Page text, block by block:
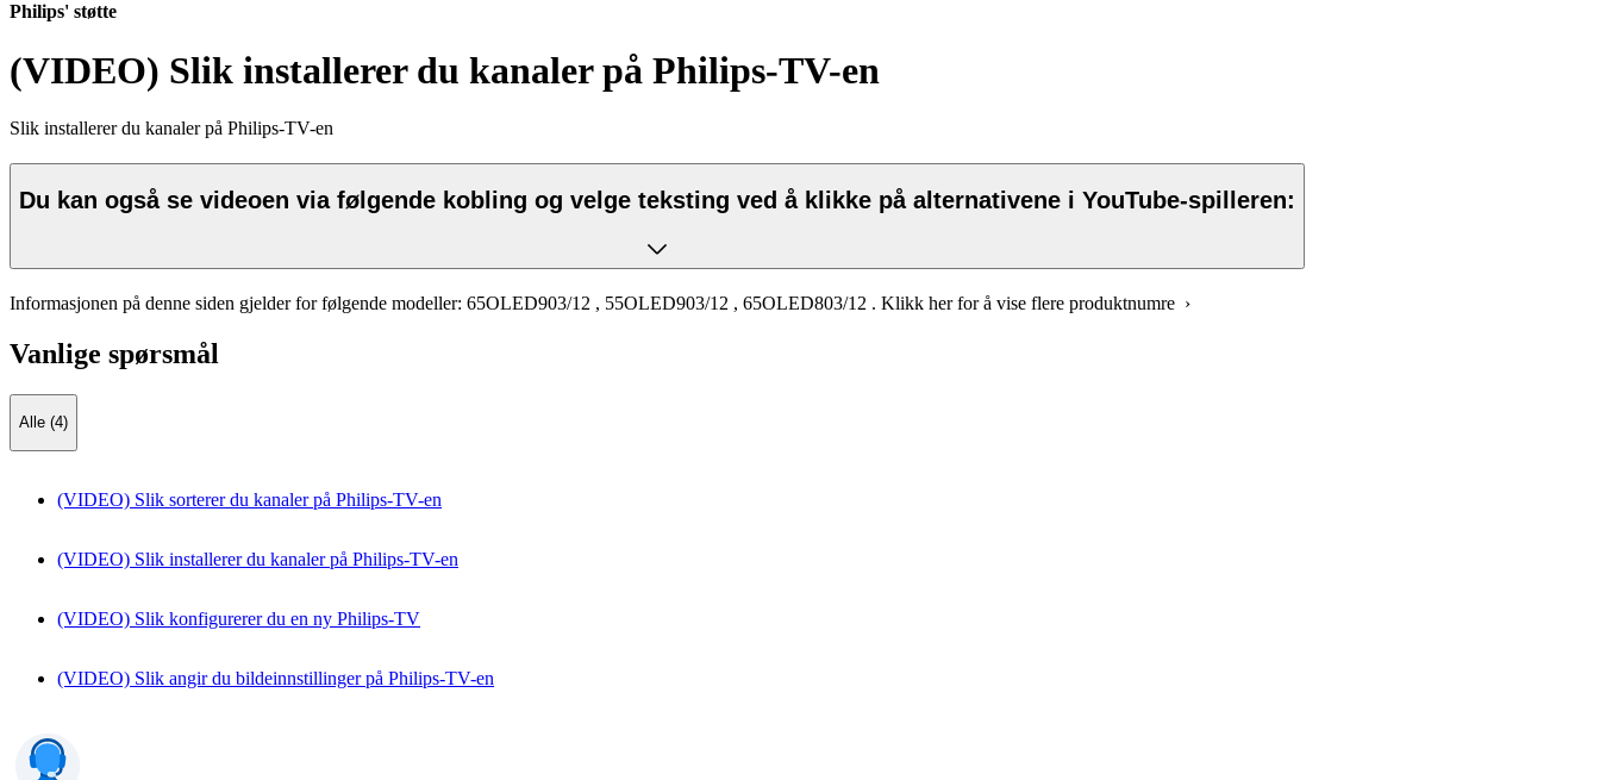
Philips' støtte
(VIDEO) Slik installerer du kanaler på Philips-TV-en
Slik installerer du kanaler på Philips-TV-en
Du kan også se videoen via følgende kobling og velge teksting ved å klikke på alternativene i YouTube-spilleren:
Informasjonen på denne siden gjelder for følgende modeller: 65OLED903/12 , 55OLED903/12 , 65OLED803/12 . Klikk her for å vise flere produktnumre ›
Vanlige spørsmål
Alle (4)
(VIDEO) Slik sorterer du kanaler på Philips-TV-en
(VIDEO) Slik installerer du kanaler på Philips-TV-en
(VIDEO) Slik konfigurerer du en ny Philips-TV
(VIDEO) Slik angir du bildeinnstillinger på Philips-TV-en